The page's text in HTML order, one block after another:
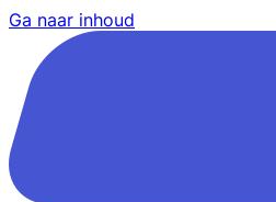
Ga naar inhoud